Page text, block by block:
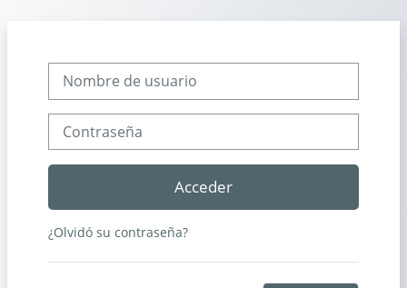
Nombre de usuario
Acceder
¿Olvidó su contraseña?